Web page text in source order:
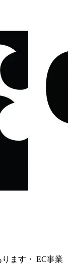
ます・ EC事業